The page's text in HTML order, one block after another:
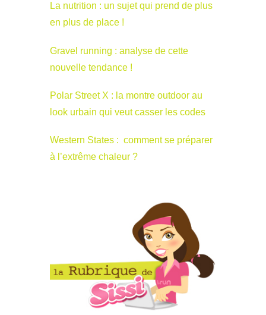
La nutrition : un sujet qui prend de plus
en plus de place !
Gravel running : analyse de cette
nouvelle tendance !
Polar Street X : la montre outdoor au
look urbain qui veut casser les codes
Western States : comment se préparer
à l’extrême chaleur ?